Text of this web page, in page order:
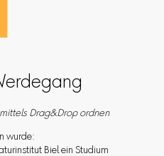
Drag&Drop ordnen
wurde:
Biel ein Studium